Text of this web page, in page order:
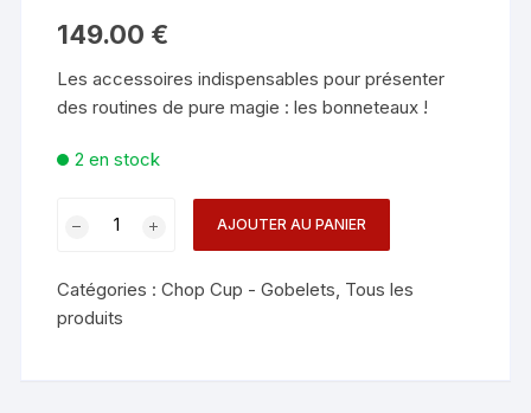
149.00 €
Les accessoires indispensables pour présenter
des routines de pure magie : les bonneteaux !
2 en stock
CUPS
-
AJOUTER AU PANIER
Catégories :Chop Cup - Gobelets, Tous les
produits